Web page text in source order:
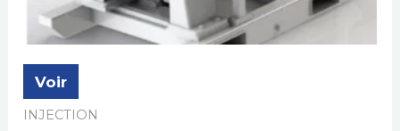
Voir
INJECTION